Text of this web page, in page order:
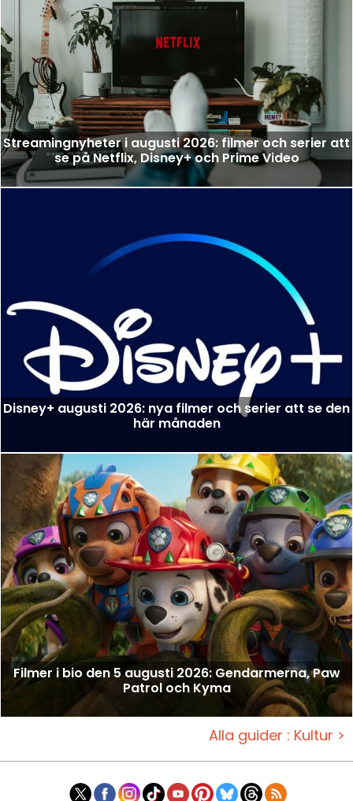
Streamingnyheter i augusti 2026: filmer och serier att
se på Netflix, Disney+ och Prime Video
Disney+ augusti 2026: nya filmer och serier att se den
här månaden
Filmer i bio den 5 augusti 2026: Gendarmerna, Paw
Patrol och Kyma
Alla guider : Kultur >